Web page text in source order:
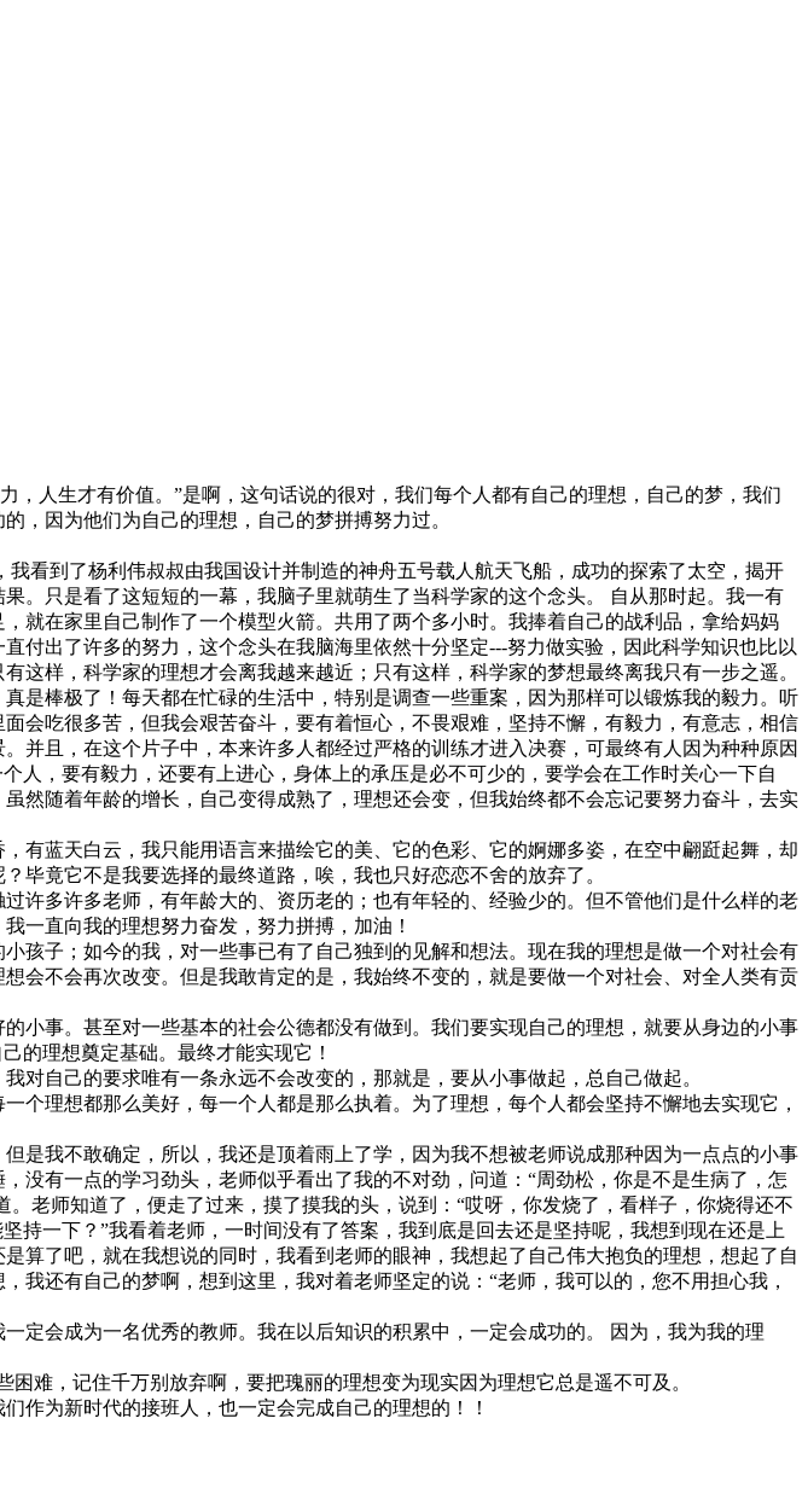
人生才有价值。”是啊，这句话说的很对，我们每个人都有自己的理想，自己的梦，我们
，因为他们为自己的理想，自己的梦拼搏努力过。
看到了杨利伟叔叔由我国设计并制造的神舟五号载人航天飞船，成功的探索了太空，揭开
。只是看了这短短的一幕，我脑子里就萌生了当科学家的这个念头。 自从那时起。我一有
就在家里自己制作了一个模型火箭。共用了两个多小时。我捧着自己的战利品，拿给妈妈
付出了许多的努力，这个念头在我脑海里依然十分坚定---努力做实验，因此科学知识也比以
样，科学家的理想才会离我越来越近；只有这样，科学家的梦想最终离我只有一步之遥。
是棒极了！每天都在忙碌的生活中，特别是调查一些重案，因为那样可以锻炼我的毅力。听
会吃很多苦，但我会艰苦奋斗，要有着恒心，不畏艰难，坚持不懈，有毅力，有意志，相信
并且，在这个片子中，本来许多人都经过严格的训练才进入决赛，可最终有人因为种种原因
人，要有毅力，还要有上进心，身体上的承压是必不可少的，要学会在工作时关心一下自
然随着年龄的增长，自己变得成熟了，理想还会变，但我始终都不会忘记要努力奋斗，去实
有蓝天白云，我只能用语言来描绘它的美、它的色彩、它的婀娜多姿，在空中翩跹起舞，却
毕竟它不是我要选择的最终道路，唉，我也只好恋恋不舍的放弃了。
许多许多老师，有年龄大的、资历老的；也有年轻的、经验少的。但不管他们是什么样的老
一直向我的理想努力奋发，努力拼搏，加油！
孩子；如今的我，对一些事已有了自己独到的见解和想法。现在我的理想是做一个对社会有
会不会再次改变。但是我敢肯定的是，我始终不变的，就是要做一个对社会、对全人类有贡
事。甚至对一些基本的社会公德都没有做到。我们要实现自己的理想，就要从身边的小事
的理想奠定基础。最终才能实现它！
对自己的要求唯有一条永远不会改变的，那就是，要从小事做起，总自己做起。
理想都那么美好，每一个人都是那么执着。为了理想，每个人都会坚持不懈地去实现它，
是我不敢确定，所以，我还是顶着雨上了学，因为我不想被老师说成那种因为一点点的小事
没有一点的学习劲头，老师似乎看出了我的不对劲，问道：“周劲松，你是不是生病了，怎
老师知道了，便走了过来，摸了摸我的头，说到：“哎呀，你发烧了，看样子，你烧得还不
持一下？”我看着老师，一时间没有了答案，我到底是回去还是坚持呢，我想到现在还是上
算了吧，就在我想说的同时，我看到老师的眼神，我想起了自己伟大抱负的理想，想起了自
还有自己的梦啊，想到这里，我对着老师坚定的说：“老师，我可以的，您不用担心我，
会成为一名优秀的教师。我在以后知识的积累中，一定会成功的。 因为，我为我的理
难，记住千万别放弃啊，要把瑰丽的理想变为现实因为理想它总是遥不可及。
作为新时代的接班人，也一定会完成自己的理想的！！